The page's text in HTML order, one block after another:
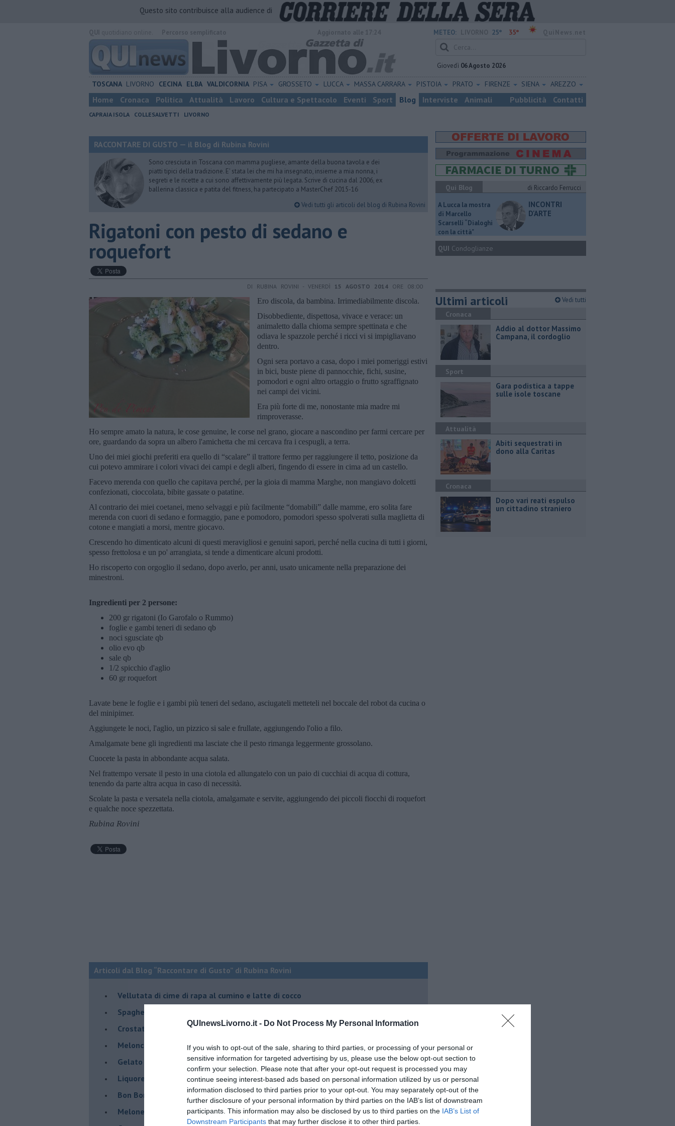
QUInewsLivorno.it - Do Not Process My Personal Information
If you wish to opt-out of the sale, sharing to third parties, or processing of your personal or
sensitive information for targeted advertising by us, please use the below opt-out section to
confirm your selection. Please note that after your opt-out request is processed you may
continue seeing interest-based ads based on personal information utilized by us or personal
information disclosed to third parties prior to your opt-out. You may separately opt-out of the
further disclosure of your personal information by third parties on the IAB’s list of downstream
participants. This information may also be disclosed by us to third parties on the IAB’s List of
Downstream Participants that may further disclose it to other third parties.
Questo sito contribuisce alla audience di
METEO: 25° 35°
Giovedì 06 Agosto 2026
TOSCANA LIVORNO CECINA ELBA VALDICORNIA PISA GROSSETO LUCCA MASSA CARRARA PISTOIA PRATO FIRENZE SIENA AREZZO
Home Cronaca Politica Attualità Lavoro Cultura e Spettacolo Eventi Sport Blog Interviste Animali Pubblicità Contatti
CAPRAIA ISOLA COLLESALVETTI LIVORNO
RACCONTARE DI GUSTO — il Blog di Rubina Rovini
Sono cresciuta in Toscana con mamma pugliese, amante della buona tavola e dei
piatti tipici della tradizione. E' stata lei che mi ha insegnato, insieme a mia nonna, i
segreti e le ricette a cui sono affettivamente più legata. Scrive di cucina dal 2006, ex
ballerina classica e patita del fitness, ha partecipato a MasterChef 2015-16
Vedi tutti gli articoli del blog di Rubina Rovini
Rigatoni con pesto di sedano e
roquefort
DI RUBINA ROVINI - VENERDÌ 15 AGOSTO 2014 ORE 08:00
Ero discola, da bambina. Irrimediabilmente discola.
Disobbediente, dispettosa, vivace e verace: un
animaletto dalla chioma sempre spettinata e che
odiava le spazzole perché i ricci vi si impigliavano
dentro.
Ogni sera portavo a casa, dopo i miei pomeriggi estivi
in bici, buste piene di pannocchie, fichi, susine,
pomodori e ogni altro ortaggio o frutto sgraffignato
nei campi dei vicini.
Era più forte di me, nonostante mia madre mi
rimproverasse.
Ho sempre amato la natura, le cose genuine, le corse nel grano, giocare a nascondino per farmi cercare per
ore, guardando da sopra un albero l'amichetta che mi cercava fra i cespugli, a terra.
Uno dei miei giochi preferiti era quello di “scalare” il trattore fermo per raggiungere il tetto, posizione da
cui potevo ammirare i colori vivaci dei campi e degli alberi, fingendo di essere in cima ad un castello.
Facevo merenda con quello che capitava perché, per la gioia di mamma Marghe, non mangiavo dolcetti
confezionati, cioccolata, bibite gassate o patatine.
Al contrario dei miei coetanei, meno selvaggi e più facilmente “domabili” dalle mamme, ero solita fare
merenda con cuori di sedano e formaggio, pane e pomodoro, pomodori spesso spolverati sulla maglietta di
cotone e mangiati a morsi, mentre giocavo.
Crescendo ho dimenticato alcuni di questi meravigliosi e genuini sapori, perché nella cucina di tutti i giorni,
spesso frettolosa e un po' arrangiata, si tende a dimenticare alcuni prodotti.
Ho riscoperto con orgoglio il sedano, dopo averlo, per anni, usato unicamente nella preparazione dei
minestroni.
Ingredienti per 2 persone:
200 gr rigatoni (Io Garofalo o Rummo)
foglie e gambi teneri di sedano qb
noci sgusciate qb
olio evo qb
sale qb
1/2 spicchio d'aglio
60 gr roquefort
Lavate bene le foglie e i gambi più teneri del sedano, asciugateli metteteli nel boccale del robot da cucina o
del minipimer.
Aggiungete le noci, l'aglio, un pizzico si sale e frullate, aggiungendo l'olio a filo.
Amalgamate bene gli ingredienti ma lasciate che il pesto rimanga leggermente grossolano.
Cuocete la pasta in abbondante acqua salata.
Nel frattempo versate il pesto in una ciotola ed allungatelo con un paio di cucchiai di acqua di cottura,
tenendo da parte altra acqua in caso di necessità.
Scolate la pasta e versatela nella ciotola, amalgamate e servite, aggiungendo dei piccoli fiocchi di roquefort
e qualche noce spezzettata.
Rubina Rovini
Articoli dal Blog “Raccontare di Gusto” di Rubina Rovini
Vellutata di cime di rapa al cumino e latte di cocco
Spaghetti con crema di zucca e...
Crostatina con crema al grana padano, gelatina al melone e lavanda
Meloncino, liquore al melone mantovano IGP
Gelato al melone mantovano
Liquore al melone mantovano igp e peperoncino
Bon Bon di melone mantovano igp al grana padano
Melone mantovano IGP liquido con crostacei e molluschi
Qui Blog
di Riccardo Ferrucci
A Lucca la mostra
di Marcello
Scarselli “Dialoghi
con la città"
INCONTRI
D'ARTE
QUI Condoglianze
Ultimi articoli Vedi tutti
Cronaca
Addio al dottor Massimo
Campana, il cordoglio
Sport
Gara podistica a tappe
sulle isole toscane
Attualità
Abiti sequestrati in
dono alla Caritas
Cronaca
Dopo vari reati espulso
un cittadino straniero